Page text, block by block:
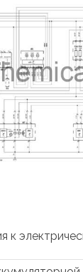
к